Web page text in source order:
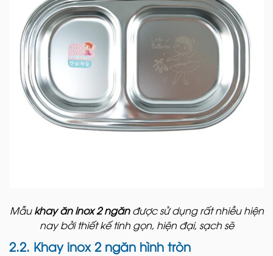
Mẫukhay ăn inox 2 ngănđược sử dụng rất nhiều hiện
nay bởi thiết kế tinh gọn, hiện đại, sạch sẽ
2.2. Khay inox 2 ngăn hình tròn